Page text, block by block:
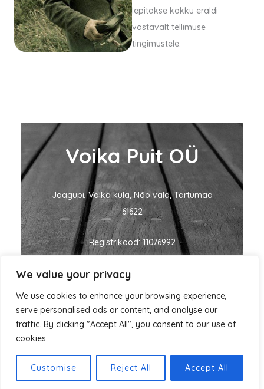
We value your privacy
We use cookies to enhance your browsing experience,
serve personalised ads or content, and analyse our
traffic. By clicking "Accept All", you consent to our use of
cookies.
Customise Reject All Accept All
lepitakse kokku eraldi
vastavalt tellimuse
tingimustele.
Voika Puit OÜ
Jaagupi, Voika küla, Nõo vald, Tartumaa
61622
Registrikood: 11076992
KMKR nr: EE101060635
ivo@voikapuit.ee +372 5455 1700